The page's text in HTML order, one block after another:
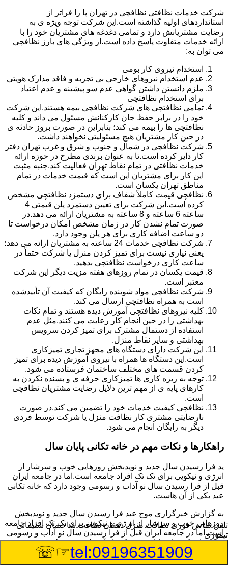
شرکت خدمات نظافتی نظافچی در تهران پا را فراتر از
استانداردهای اولیه گذاشته است.این شرکت توجه ویژه ی به
رضایت مشتریانش دارد و تمامی دغدغه های مشتریان خود را با
ارائه خدمات متفاوت پاسخ داده است.از ویژگی های بارز نظافچی
می توان به:
استخدام نیروی کار بومی
عدم استخدام نیروهای خارجی بی تجربه و فاقد مدارک هویتی
ملزم دانستن داشتن گواهی عدم سو پیشینه و عدم اعتیاد
برای استخدام نظافتچی
تمامی نظافتچی های شرکت نظافچی بیمه هستند.این شرکت
خود را در برابر حفظ جان کارکنانش مسئول می داند و کلیه
نظافتچی ها را بیمه می کند؛ بنابراین در صورت بروز حادثه ی
در حین کار مشتریان هیچ مسئولیتی نخواهند داشت.
شرکت نظافچی در شمال و جنوب و شرق و غرب تهران دفتر
کار دایر کرده است.تا به عنوان برندی مطرح در حوزه ارائه
خدمات نظافتی در تمام نقاط تهران فعالیت کند.جنبه مثبت
این کار برای مشتریان این است که قیمت خدمات در تمام
مناطق تهران یکسان است.
نظافچی قیمت کاملاً شفاف برای دستمزد نظافتچی مشخص
کرده است.این شرکت برای تعیین دستمزد پلن قیمتی 4
ساعته 6 ساعته و 8 ساعته به مشتریان ارائه می دهد.در
صورت تمام نشدن کار در زمان مشخص امکان درخواست تا
دو ساعت اضافه کاری برای هر پلن وجود دارد.
شرکت نظافچی خدمات 24 ساعته به مشتریان ارائه می دهد؛
یعنی نیازی نیست برای تمیز کردن منزل یا شرکت حتماً در
ساعت کاری درخواست نظافتچی بدهید.
قیمت یکسان در تمام روزهای هفته مزیت دیگر این شرکت
معتبر است.
شرکت نظافچی مواد شوینده رایگان که کیفیت آن تأییدشده
است به همراه نظافتچی ارسال می کند.
کلیه نیروهای نظافتچی آموزش دیده هستند و تمام نکات
بهداشتی را در حین انجام کار رعایت می کنند.مثل عدم
استفاده از دستمال مشترک برای تمیز کردن سرویس
بهداشتی و سایر نقاط منزل.
این شرکت دارای دستگاه های مجهز تجاری تمیزکاری
است.این دستگاه ها همراه با نیروی آموزش دیده برای تمیز
کردن قسمت های مختلف ساختمان فرستاده می شود.
توجه به ریزه کاری ها تمیزکاری حرفه ی و بسنده نکردن به
کارهای پایه ی از مهم ترین دلایل رضایت مشتریان نظافچی
است.
نظافچی کیفیت خدمات خود را تضمین می کند.در صورت
نارضایتی مشتری کار نظافت منزل یا شرکت توسط فردی
دیگر به رایگان انجام می شود.
راهکارها و نکات مهم در خانه تکانی پایان سال
ید فرا رسیدن سال جدید و نویدبخش روزهایی خوب و سرشار از
انرژی و نیکویی برای تک تک افراد جامعه است.اما در جامعه ایران
قبل از فرا رسیدن سال نو آداب و رسومی وجود دارد که خانه تکانی
عید یکی از آن هاست.
به گزارش خبرگزاری موج عید فرا رسیدن سال جدید و نویدبخش
روزهایی خوب و سرشار از انرژی و نیکویی برای تک تک افراد جامعه
است.اما در جامعه ایران قبل از فرا رسیدن سال نو آداب و رسومی
وجود دارد که خانه تکانی عید یکی از آن هاست.بر خلاف تصور عموم
که خانه تکانی یک نظافت عمومی و کلی منزل به نظر می آید اگر
بخواهیم به طور اصولی آن را انجام دهیم باید به برخی از نکات توجه
تلفن تماس فوری نظافت منزل دهقان نظافت ساختمان سلیمانی
تیموری
tel:09196351909
☞☏